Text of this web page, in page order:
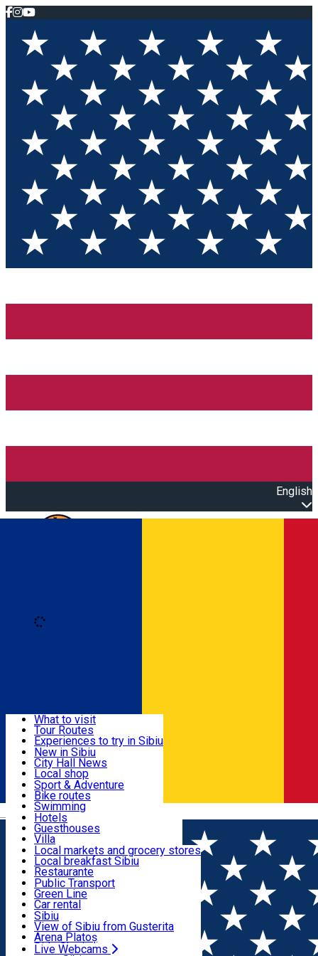
English
Română
Useful info
Activities & Adventure
Accommodation
Food, Drinks & Nightlife
Transport & Parking
Live Webcams
What to visit
Tour Routes
Experiences to try in Sibiu
Podcast
Culture
Museums
Churches
Parks, Zoo
County of Sibiu
New in Sibiu
City Hall News
Local shop
Sibiu artisans
Sibiul Verde
Public services
Education
How do I get to Sibiu
Tourist Info
Tour Guides
Guided tours
Publicații locale
Beauty salons
Sport & Adventure
Bike routes
Swimming
Riding
Indoor activities
Loc de joacă indoor
Loc de joacă outdoor
Ski
Ice skating
Yoga
Hotels
Guesthouses
Villa
Hostels
Motel
Camping
Renting rooms
Rooms for rent
Accommodation outside Sibiu
Local markets and grocery stores
Local breakfast Sibiu
Restaurante
Pizza
Fast Food
Coffee
Sweets
Pub, Bar
Night clubs
Bakeries
Public Transport
Green Line
Car rental
Rent a bike
Scooter rentals
Taxi
Ride Sharing
Sibiu
View of Sibiu from Gusterita
Arena Platoș
Live Webcams